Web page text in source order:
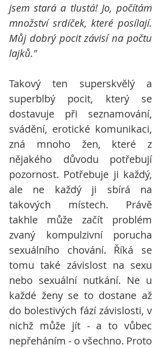
jsem stará a tlustá! Jo, počítám
množství srdíček, které posílají.
Můj dobrý pocit závisí na počtu
lajků."
Takový ten superskvělý a
superblbý pocit, který se
dostavuje při seznamování,
svádění, erotické komunikaci,
zná mnoho žen, které z
nějakého důvodu potřebují
pozornost. Potřebuje ji každý,
ale ne každý ji sbírá na
takových místech. Právě
takhle může začít problém
zvaný kompulzivní porucha
sexuálního chování. Říká se
tomu také závislost na sexu
nebo sexuální nutkání. Ne u
každé ženy se to dostane až
do bolestivých fází závislosti, v
nichž může jít - a to vůbec
nepřeháním - o všechno. Proto